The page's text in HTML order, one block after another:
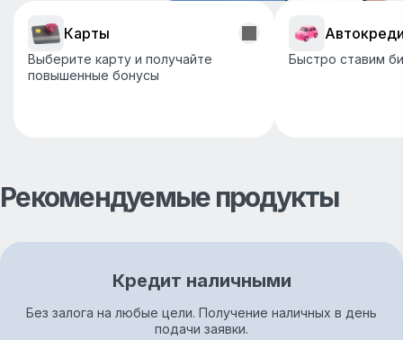
Карты
Выберите карту и получайте
повышенные бонусы
Быстро ставим
Рекомендуемые продукты
Кредит наличными
Без залога на любые цели. Получение наличных в день
подачи заявки.